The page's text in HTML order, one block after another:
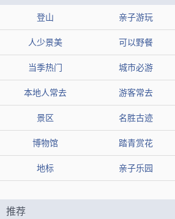
可以玩快艇
【网友印象】
苑喝茶静心、秋季尝湖鲜或体验太湖开捕期间的
处，水声拍打着崖岸，芦花已经开了，红嘴鸥也
评论3：花开花落季节，正是赏荷花的好时光
组图
推荐2：
地区 无
登山 亲子游玩
人少景美 可以野餐
当季热门 城市必游
本地人常去 游客常去
景区 名胜古迹
博物馆 踏青赏花
地标 亲子乐园
推荐